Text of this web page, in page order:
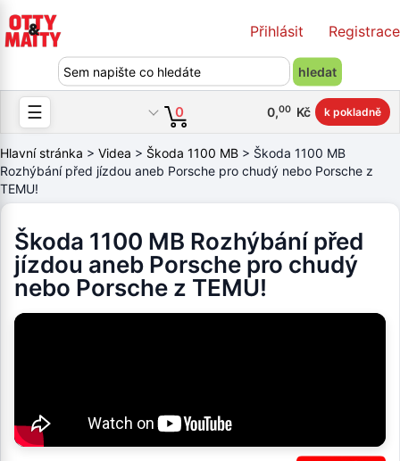
Přihlásit Registrace
☰ 0 0,00 Kč k pokladně
Hlavní stránka > Videa > Škoda 1100 MB > Škoda 1100 MB
Rozhýbání před jízdou aneb Porsche pro chudý nebo Porsche z
TEMU!
Škoda 1100 MB Rozhýbání před
jízdou aneb Porsche pro chudý
nebo Porsche z TEMU!